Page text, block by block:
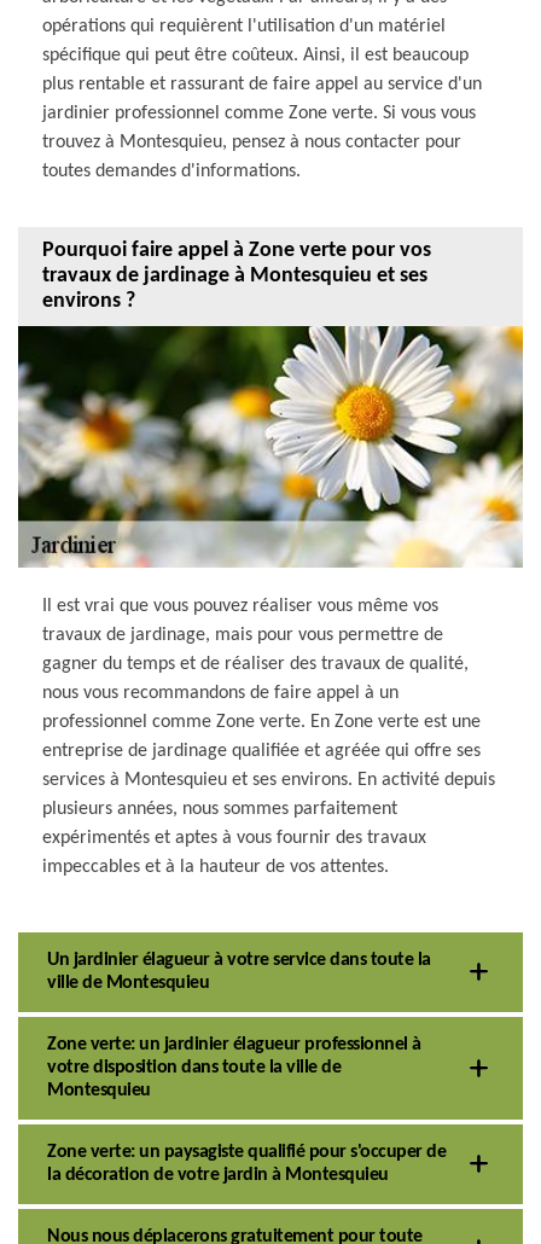
opérations qui requièrent l'utilisation d'un matériel
spécifique qui peut être coûteux. Ainsi, il est beaucoup
plus rentable et rassurant de faire appel au service d'un
jardinier professionnel comme Zone verte. Si vous vous
trouvez à Montesquieu, pensez à nous contacter pour
toutes demandes d'informations.
Pourquoi faire appel à Zone verte pour vos
travaux de jardinage à Montesquieu et ses
environs ?
Il est vrai que vous pouvez réaliser vous même vos
travaux de jardinage, mais pour vous permettre de
gagner du temps et de réaliser des travaux de qualité,
nous vous recommandons de faire appel à un
professionnel comme Zone verte. En Zone verte est une
entreprise de jardinage qualifiée et agréée qui offre ses
services à Montesquieu et ses environs. En activité depuis
plusieurs années, nous sommes parfaitement
expérimentés et aptes à vous fournir des travaux
impeccables et à la hauteur de vos attentes.
Un jardinier élagueur à votre service dans toute la
ville de Montesquieu
Zone verte: un jardinier élagueur professionnel à
votre disposition dans toute la ville de
Montesquieu
Zone verte: un paysagiste qualifié pour s'occuper de
la décoration de votre jardin à Montesquieu
Nous nous déplacerons gratuitement pour toute